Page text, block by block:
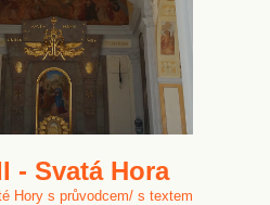
- Svatá Hora
Hory s průvodcem/ s textem